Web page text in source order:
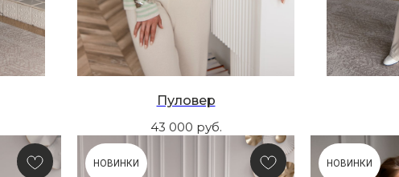
Пуловер
43 000 руб.
НОВИНКИ НОВИНКИ